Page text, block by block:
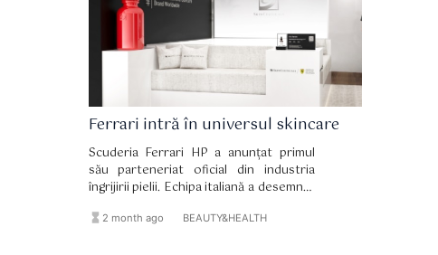
Ferrari intră în universul skincare
Scuderia Ferrari HP a anunțat primul
său parteneriat oficial din industria
îngrijirii pielii. Echipa italiană a desemnat
skincare într-un acord multianual care
hourglass_full 2 month ago BEAUTY&HEALTH